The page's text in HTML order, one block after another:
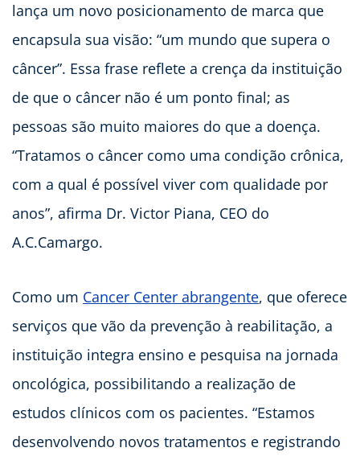
lança um novo posicionamento de marca que
encapsula sua visão: “um mundo que supera o
câncer”. Essa frase reflete a crença da instituição
de que o câncer não é um ponto final; as
pessoas são muito maiores do que a doença.
“Tratamos o câncer como uma condição crônica,
com a qual é possível viver com qualidade por
anos”, afirma Dr. Victor Piana, CEO do
A.C.Camargo.
Como um Cancer Center abrangente, que oferece
serviços que vão da prevenção à reabilitação, a
instituição integra ensino e pesquisa na jornada
oncológica, possibilitando a realização de
estudos clínicos com os pacientes. “Estamos
desenvolvendo novos tratamentos e registrando